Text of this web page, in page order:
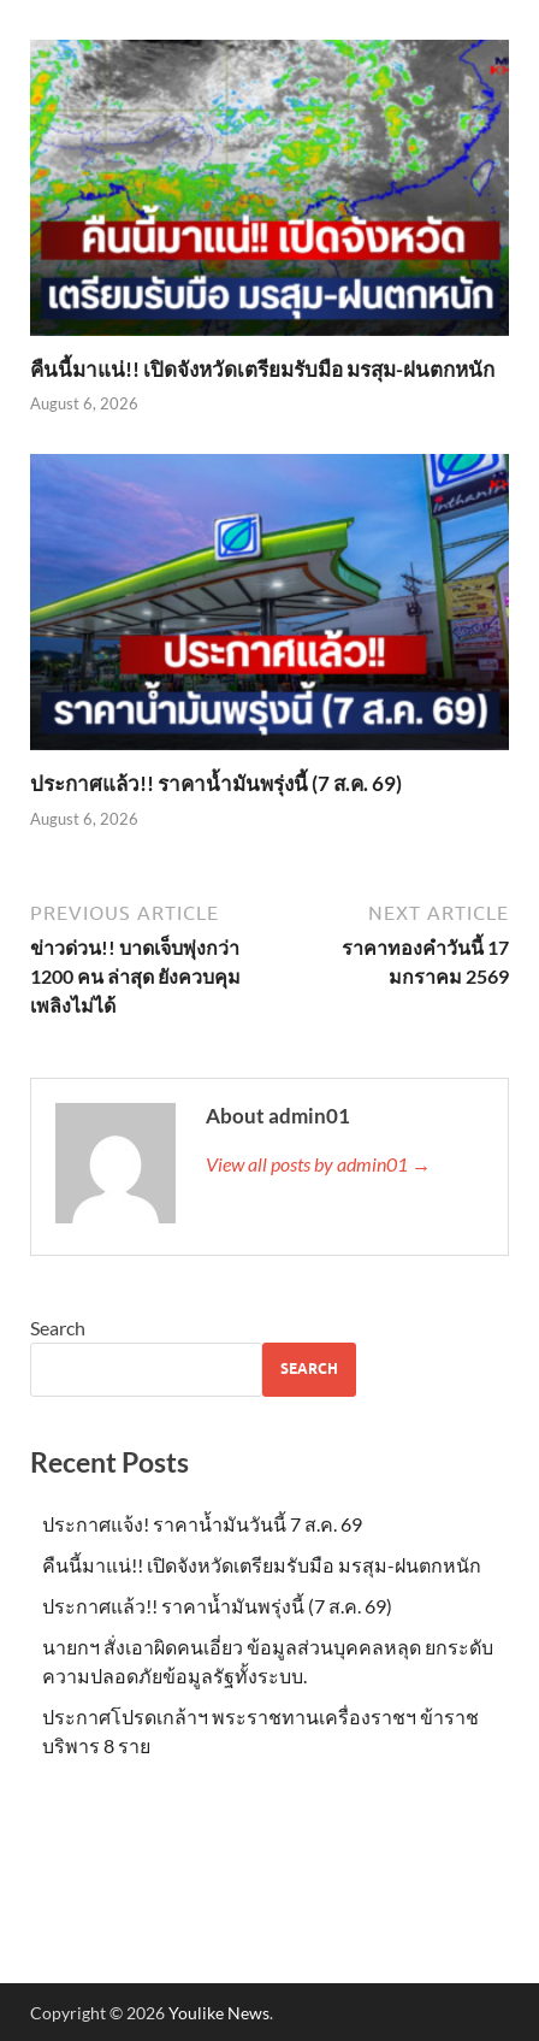
คืนนี้มาแน่!! เปิดจังหวัดเตรียมรับมือ มรสุม-ฝนตกหนัก
August 6, 2026
ประกาศแล้ว!! ราคาน้ำมันพรุ่งนี้ (7 ส.ค. 69)
August 6, 2026
PREVIOUS ARTICLE
ข่าวด่วน!! บาดเจ็บพุ่งกว่า
1200 คน ล่าสุด ยังควบคุม
เพลิงไม่ได้
NEXT ARTICLE
ราคาทองคำวันนี้ 17
มกราคม 2569
About admin01
View all posts by admin01 →
Search
SEARCH
Recent Posts
ประกาศแจ้ง! ราคาน้ำมันวันนี้ 7 ส.ค. 69
คืนนี้มาแน่!! เปิดจังหวัดเตรียมรับมือ มรสุม-ฝนตกหนัก
ประกาศแล้ว!! ราคาน้ำมันพรุ่งนี้ (7 ส.ค. 69)
นายกฯ สั่งเอาผิดคนเอี่ยว ข้อมูลส่วนบุคคลหลุด ยกระดับ
ความปลอดภัยข้อมูลรัฐทั้งระบบ.
ประกาศโปรดเกล้าฯ พระราชทานเครื่องราชฯ ข้าราช
บริพาร 8 ราย
Copyright © 2026Youlike News.